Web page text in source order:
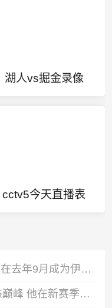
湖人vs掘金录像
cctv5今天直播表
NBA球星哈斯勒姆确认：我在去年9月成为伊普斯维奇少数股东
76人总裁：42岁詹姆斯状态巅峰 他在新赛季能打出MVP级别的表现